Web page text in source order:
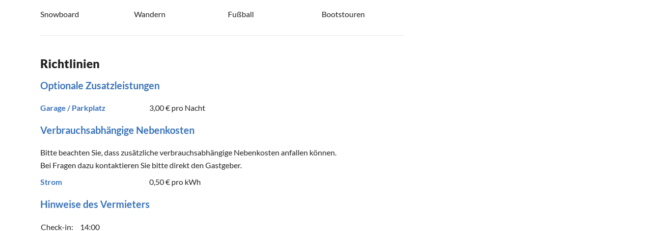
Snowboard Wandern Fußball Bootstouren
Richtlinien
Optionale Zusatzleistungen
Garage / Parkplatz 3,00 € pro Nacht
Verbrauchsabhängige Nebenkosten
Bitte beachten Sie, dass zusätzliche verbrauchsabhängige Nebenkosten anfallen können.
Bei Fragen dazu kontaktieren Sie bitte direkt den Gastgeber.
Strom
0,50 € pro kWh
Hinweise des Vermieters
Check-in: 14:00